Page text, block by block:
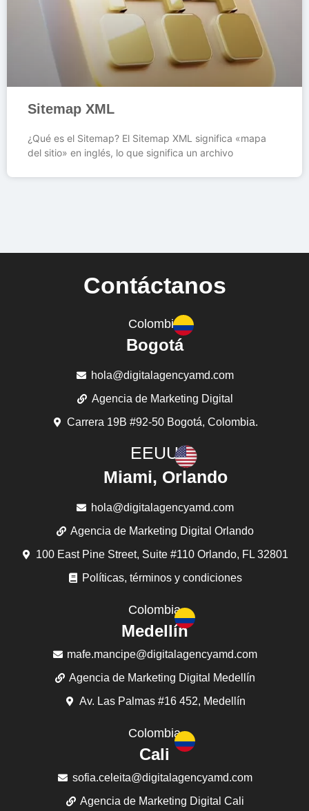
Sitemap XML
¿Qué es el Sitemap? El Sitemap XML significa «mapa
del sitio» en inglés, lo que significa un archivo
Contáctanos
Colombia
Bogotá
hola@digitalagencyamd.com
Agencia de Marketing Digital
Carrera 19B #92-50 Bogotá, Colombia.
EEUU
Miami, Orlando
hola@digitalagencyamd.com
Agencia de Marketing Digital Orlando
100 East Pine Street, Suite #110 Orlando, FL 32801
Políticas, términos y condiciones
Colombia
Medellín
mafe.mancipe@digitalagencyamd.com
Agencia de Marketing Digital Medellín
Av. Las Palmas #16 452, Medellín
Colombia
Cali
sofia.celeita@digitalagencyamd.com
Agencia de Marketing Digital Cali